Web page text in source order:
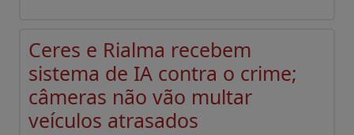
Ceres e Rialma recebem
sistema de IA contra o crime;
câmeras não vão multar
veículos atrasados